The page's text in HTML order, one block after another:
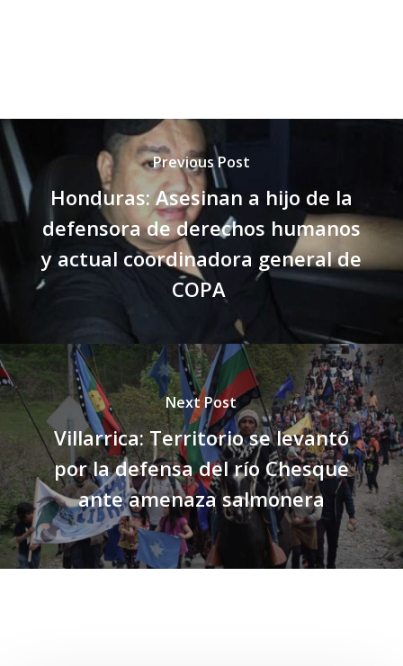
Previous Post
Honduras: Asesinan a hijo de la
defensora de derechos humanos
y actual coordinadora general de
COPA
Next Post
Villarrica: Territorio se levantó
por la defensa del río Chesque
ante amenaza salmonera